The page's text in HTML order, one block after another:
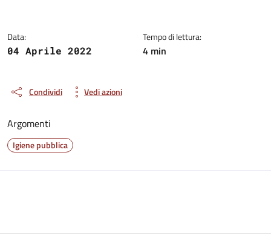
Data:
04 Aprile 2022
Tempo di lettura:
4 min
Condividi Vedi azioni
Argomenti
Igiene pubblica